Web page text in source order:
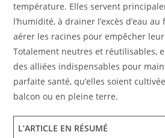
température. Elles servent
l’humidité, à drainer l’excès d’eau
aérer les racines pour empêcher
Totalement neutres et réutilisables,
des alliées indispensables pour
parfaite santé, qu’elles soient
balcon ou en pleine terre.
L’ARTICLE EN RÉSUMÉ